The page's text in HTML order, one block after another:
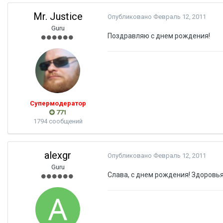
Mr. Justice
Guru
Супермодератор
771
1794 сообщений
Опубликовано Февраль 12, 2011
Поздравляю с днем рождения!
alexgr
Guru
Опубликовано Февраль 12, 2011
Слава, с днем рождения!